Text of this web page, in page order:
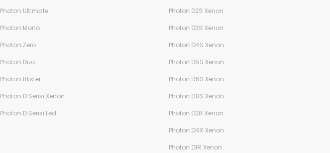
Photon Ultimate
Photon Mono
Photon Zero
Photon Duo
Photon Blister
Photon D Serisi Xenon
Photon D Serisi Led
Photon D2S Xenon
Photon D3S Xenon
Photon D4S Xenon
Photon D5S Xenon
Photon D6S Xenon
Photon D8S Xenon
Photon D2R Xenon
Photon D4R Xenon
Photon D1R Xenon